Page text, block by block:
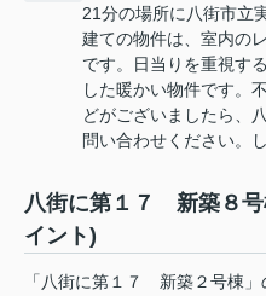
21分の場所に八街市立
建ての物件は、室内の
です。日当りを重視す
した暖かい物件です。
どがございましたら、
問い合わせください。
八街に第１７ 新築８号
イント)
「八街に第１７ 新築２号棟